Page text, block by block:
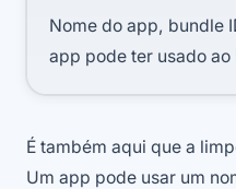
Nome do app, bundle
app pode ter usado ao
É também aqui que a
Um app pode usar um